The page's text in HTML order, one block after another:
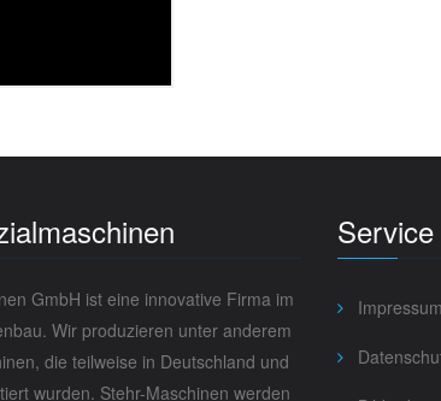
GmbH ist eine innovative Firma im
Wir produzieren unter anderem
die teilweise in Deutschland und
wurden. Stehr-Maschinen werden
Impressum